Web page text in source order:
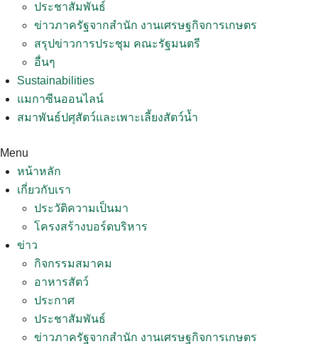
ประชาสัมพันธ์
ข่าวภาครัฐจากสำนัก งานเศรษฐกิจการเกษตร
สรุปข่าวการประชุม คณะรัฐมนตรี
อื่นๆ
Sustainabilities
แมกาซีนออนไลน์
สมาพันธ์ปศุสัตว์และเพาะเลี้ยงสัตว์น้ำ
Menu
หน้าหลัก
เกี่ยวกับเรา
ประวัติความเป็นมา
โครงสร้างบอร์ดบริหาร
ข่าว
กิจกรรมสมาคม
อาหารสัตว์
ประกาศ
ประชาสัมพันธ์
ข่าวภาครัฐจากสำนัก งานเศรษฐกิจการเกษตร